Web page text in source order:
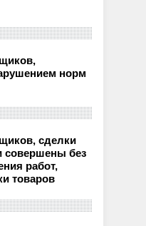
норм
сделки
совершены без
работ,
товаров